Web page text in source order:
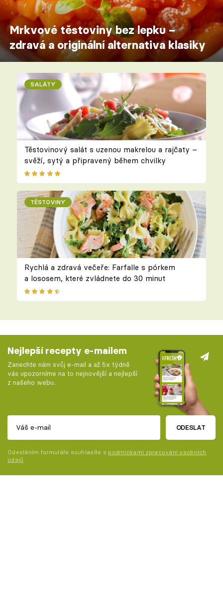
Mrkvové těstoviny bez lepku –
zdravá a originální alternativa klasiky
SALÁTY
Těstovinový salát s uzenou makrelou a rajčaty –
svěží, sytý a připravený během chvilky
TĚSTOVINY
Rychlá a zdravá večeře: Farfalle s pórkem
a lososem, které zvládnete do 30 minut
Nejlepší recepty e-mailem
Zanechte nám svůj e-mail a až 5x týdně
vás upozorníme na to nejnovější a nejlepší
z našeho webu.
ODESLAT
Odesláním formuláře souhlasíte s podmínkami zpracování osobních
údajů